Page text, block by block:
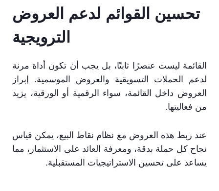
تحسين القوائم لدعم العروض
الترويجية
القائمة ليست عنصرًا ثابتًا، بل يجب أن تكون أداة مرنة
لدعم الحملات التسويقية والعروض الموسمية. إبراز
العروض داخل القائمة، سواء الرقمية أو الورقية، يزيد
من فعاليتها.
عند ربط هذه العروض مع نظام نقاط البيع، يمكن قياس
نجاح كل حملة بدقة، ومعرفة العائد على الاستثمار، مما
يساعد على تحسين الاستراتيجيات المستقبلية.